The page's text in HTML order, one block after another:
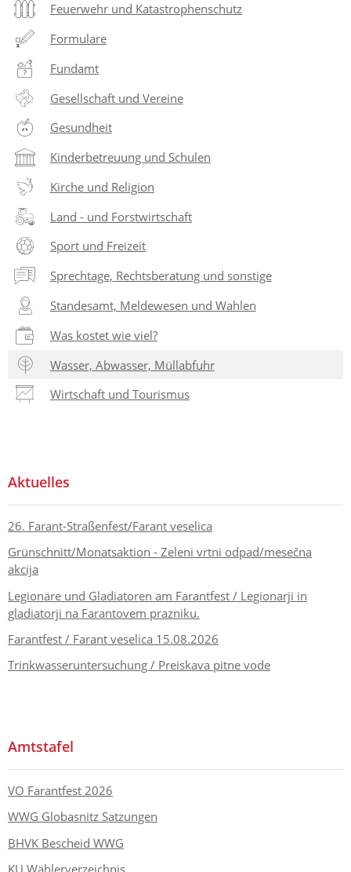
Feuerwehr und Katastrophenschutz
Formulare
Fundamt
Gesellschaft und Vereine
Gesundheit
Kinderbetreuung und Schulen
Kirche und Religion
Land - und Forstwirtschaft
Sport und Freizeit
Sprechtage, Rechtsberatung und sonstige
Standesamt, Meldewesen und Wahlen
Was kostet wie viel?
Wasser, Abwasser, Müllabfuhr
Wirtschaft und Tourismus
Aktuelles
26. Farant-Straßenfest/Farant veselica
Grünschnitt/Monatsaktion - Zeleni vrtni odpad/mesečna
akcija
Legionäre und Gladiatoren am Farantfest / Legionarji in
gladiatorji na Farantovem prazniku.
Farantfest / Farant veselica 15.08.2026
Trinkwasseruntersuchung / Preiskava pitne vode
Amtstafel
VO Farantfest 2026
WWG Globasnitz Satzungen
BHVK Bescheid WWG
KU Wählerverzeichnis